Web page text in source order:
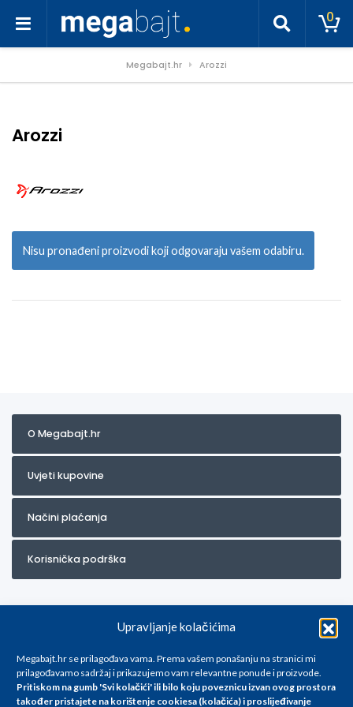
Upravljanje kolačićima
Megabajt.hr se prilagođava vama. Prema vašem ponašanju na stranici mi
prilagođavamo sadržaj i prikazujemo vam relevantne ponude i proizvode.
Pritiskom na gumb 'Svi kolačići' ili bilo koju poveznicu izvan ovog prostora
također pristajete na korištenje cookiesa (kolačića) i proslijeđivanje
0
Megabajt.hr Arozzi
Arozzi
Nisu pronađeni proizvodi koji odgovaraju vašem odabiru.
O Megabajt.hr
Uvjeti kupovine
Načini plaćanja
Korisnička podrška
Za artikle kojih trenutno nema u ponudi obratite nam se na